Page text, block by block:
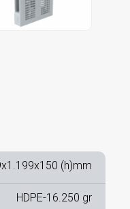
(h)mm
HDPE-16.250 gr